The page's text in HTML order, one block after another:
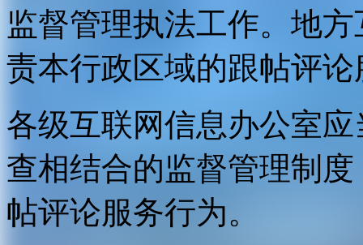
监督管理执法工作。地
责本行政区域的跟帖评
各级互联网信息办公室
查相结合的监督管理制
帖评论服务行为。